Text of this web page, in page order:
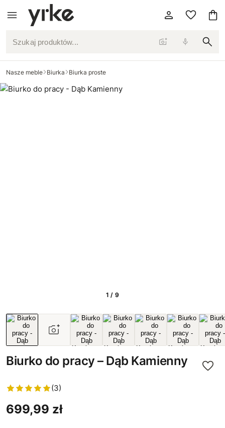
Szukaj produktów...
Nasze meble Biurka Biurka proste
1 / 9
Biurko do pracy – Dąb Kamienny
(3)
699,99 zł